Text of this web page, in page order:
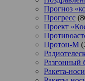
Прогноз
Прогресс
Проект
Протон-М
Разгонный
Ракета-